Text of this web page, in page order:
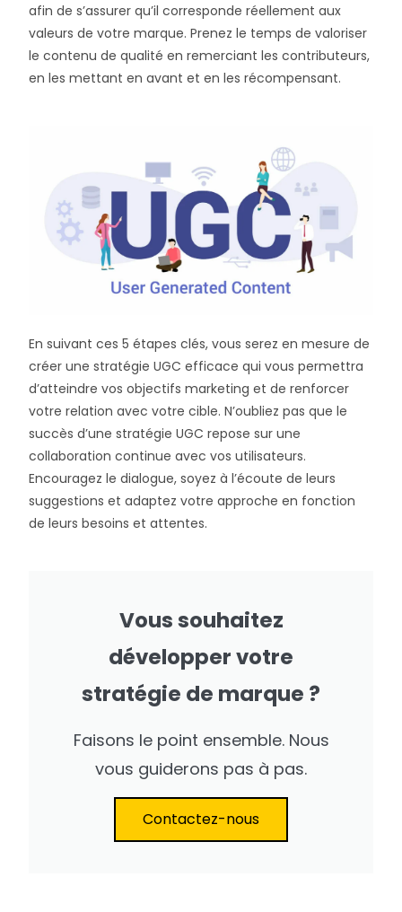
afin de s’assurer qu’il corresponde réellement aux
valeurs de votre marque. Prenez le temps de valoriser
le contenu de qualité en remerciant les contributeurs,
en les mettant en avant et en les récompensant.
En suivant ces 5 étapes clés, vous serez en mesure de
créer une stratégie UGC efficace qui vous permettra
d’atteindre vos objectifs marketing et de renforcer
votre relation avec votre cible. N’oubliez pas que le
succès d’une stratégie UGC repose sur une
collaboration continue avec vos utilisateurs.
Encouragez le dialogue, soyez à l’écoute de leurs
suggestions et adaptez votre approche en fonction
de leurs besoins et attentes.
Vous souhaitez
développer votre
stratégie de marque ?
Faisons le point ensemble. Nous
vous guiderons pas à pas.
Contactez-nous